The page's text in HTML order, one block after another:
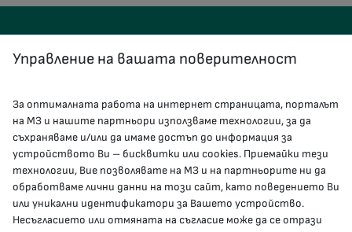
КОНТАКТИ
гр.София, 1000, пл. „Света Неделя“ №5
delovodstvo@mh.government.bg
presscenter@mh.government.bg
Управление на вашата поверителност
За оптималната работа на интернет страницата, порталът
на МЗ и нашите партньори използваме технологии, за да
съхраняваме и/или да имаме достъп до информация за
устройството Ви – бисквитки или cookies. Приемайки тези
технологии, Вие позволявате на МЗ и на партньорите ни да
обработваме лични данни на този сайт, като поведението Ви
или уникални идентификатори за Вашето устройство.
Несъгласието или отмяната на съгласие може да се отрази